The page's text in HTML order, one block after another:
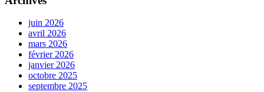
juin 2026
avril 2026
mars 2026
février 2026
janvier 2026
octobre 2025
septembre 2025